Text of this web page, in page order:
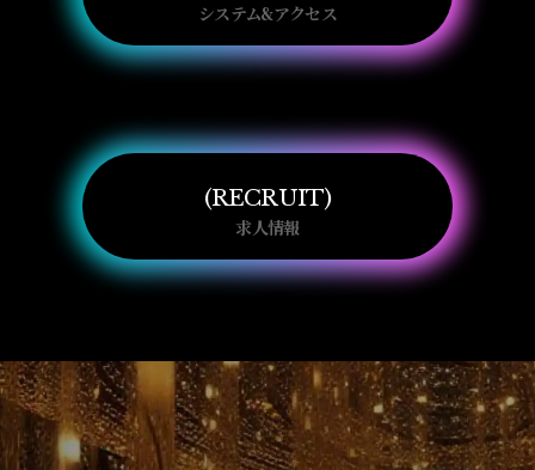
システム&アクセス
RECRUIT
求人情報